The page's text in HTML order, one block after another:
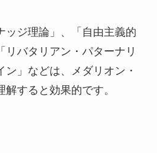
ッジ理論」、「自由主義的
リバタリアン・パターナリ
ン」などは、メダリオン・
すると効果的です。